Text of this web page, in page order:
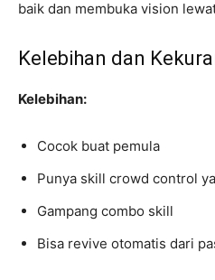
baik dan membuka vision
Kelebihan dan
Kelebihan:
Cocok buat pemula
Punya skill crowd control
Gampang combo skill
Bisa revive otomatis dari